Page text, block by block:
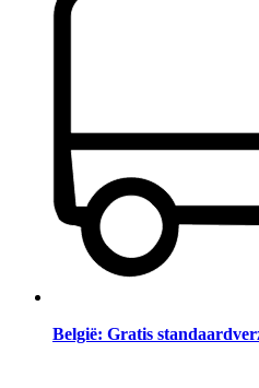
België: Gratis